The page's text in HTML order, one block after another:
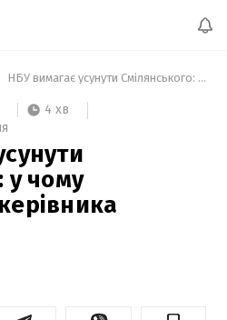
НБУ вимагає усунути Смілянського: у чому звинуватили керівника Укрпошти
4 хв
у чому